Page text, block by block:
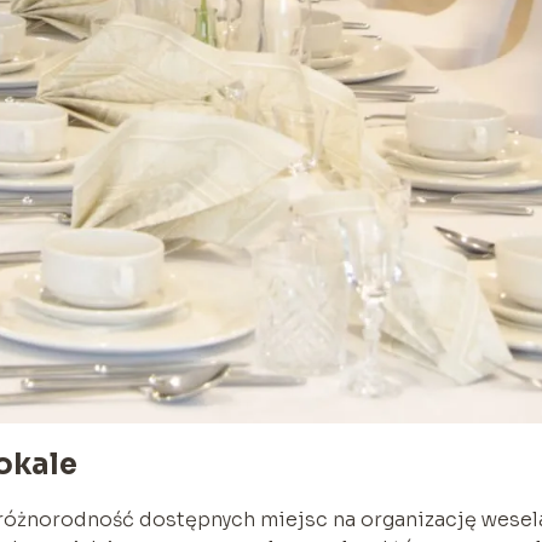
dostępnych miejsc na organizację